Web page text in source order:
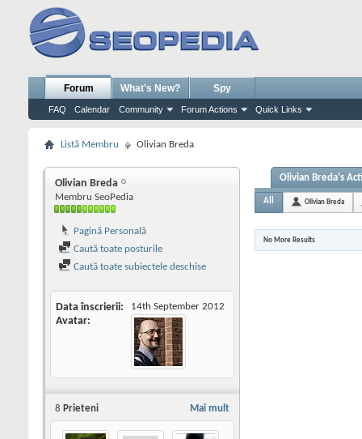
Forum
FAQ Calendar Community Forum Actions Quick Links
What's New? Spy
Listă Membru Olivian Breda
Olivian Breda
Membru SeoPedia
Pagină Personală
Caută toate posturile
Caută toate subiectele deschise
Data înscrierii 14th September 2012
Avatar
Mai mult
8 Prieteni
Olivian Breda's
All Olivian Breda
No More Results